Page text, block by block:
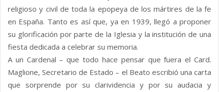
religioso y civil de toda la epopeya de los mártires de la fe
en España. Tanto es así que, ya en 1939, llegó a proponer
su glorificación por parte de la Iglesia y la institución de una
fiesta dedicada a celebrar su memoria.
A un Cardenal – que todo hace pensar que fuera el Card.
Maglione, Secretario de Estado – el Beato escribió una carta
que sorprende por su clarividencia y por su audacia y